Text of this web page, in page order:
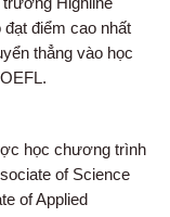
điểm cao nhất
thẳng vào học
học chương trình
of Science
of Applied